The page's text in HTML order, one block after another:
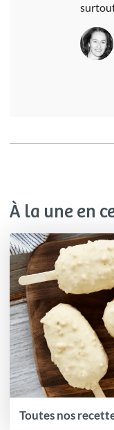
À la une en
Toutes nos